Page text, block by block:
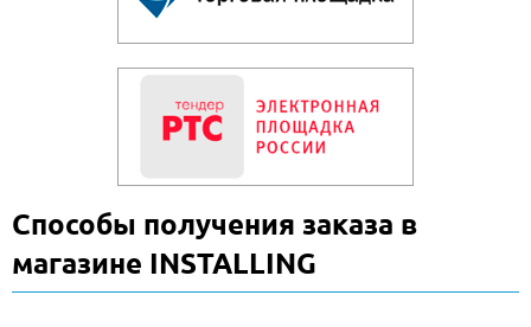
Способы получения заказа в
магазине INSTALLING